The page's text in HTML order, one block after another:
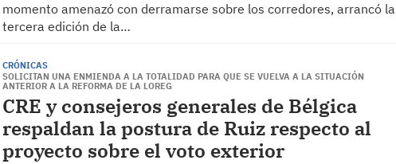
momento amenazó con derramarse sobre los corredores, arrancó la
tercera edición de la…
CRÓNICAS
SOLICITAN UNA ENMIENDA A LA TOTALIDAD PARA QUE SE VUELVA A LA SITUACIÓN
ANTERIOR A LA REFORMA DE LA LOREG
CRE y consejeros generales de Bélgica
respaldan la postura de Ruiz respecto al
proyecto sobre el voto exterior